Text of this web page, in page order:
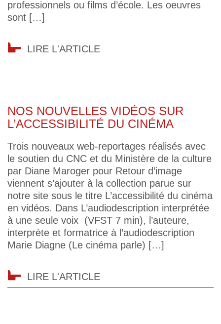
professionnels ou films d’école. Les oeuvres
sont […]
LIRE L'ARTICLE
NOS NOUVELLES VIDÉOS SUR
L’ACCESSIBILITÉ DU CINÉMA
Trois nouveaux web-reportages réalisés avec
le soutien du CNC et du Ministère de la culture
par Diane Maroger pour Retour d’image
viennent s’ajouter à la collection parue sur
notre site sous le titre L’accessibilité du cinéma
en vidéos. Dans L’audiodescription interprétée
à une seule voix (VFST 7 min), l’auteure,
interprète et formatrice à l’audiodescription
Marie Diagne (Le cinéma parle) […]
LIRE L'ARTICLE